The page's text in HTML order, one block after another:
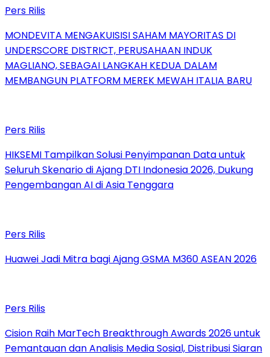
Pers Rilis
MONDEVITA MENGAKUISISI SAHAM MAYORITAS DI
UNDERSCORE DISTRICT, PERUSAHAAN INDUK
MAGLIANO, SEBAGAI LANGKAH KEDUA DALAM
MEMBANGUN PLATFORM MEREK MEWAH ITALIA BARU
Pers Rilis
HIKSEMI Tampilkan Solusi Penyimpanan Data untuk
Seluruh Skenario di Ajang DTI Indonesia 2026, Dukung
Pengembangan AI di Asia Tenggara
Pers Rilis
Huawei Jadi Mitra bagi Ajang GSMA M360 ASEAN 2026
Pers Rilis
Cision Raih MarTech Breakthrough Awards 2026 untuk
Pemantauan dan Analisis Media Sosial, Distribusi Siaran